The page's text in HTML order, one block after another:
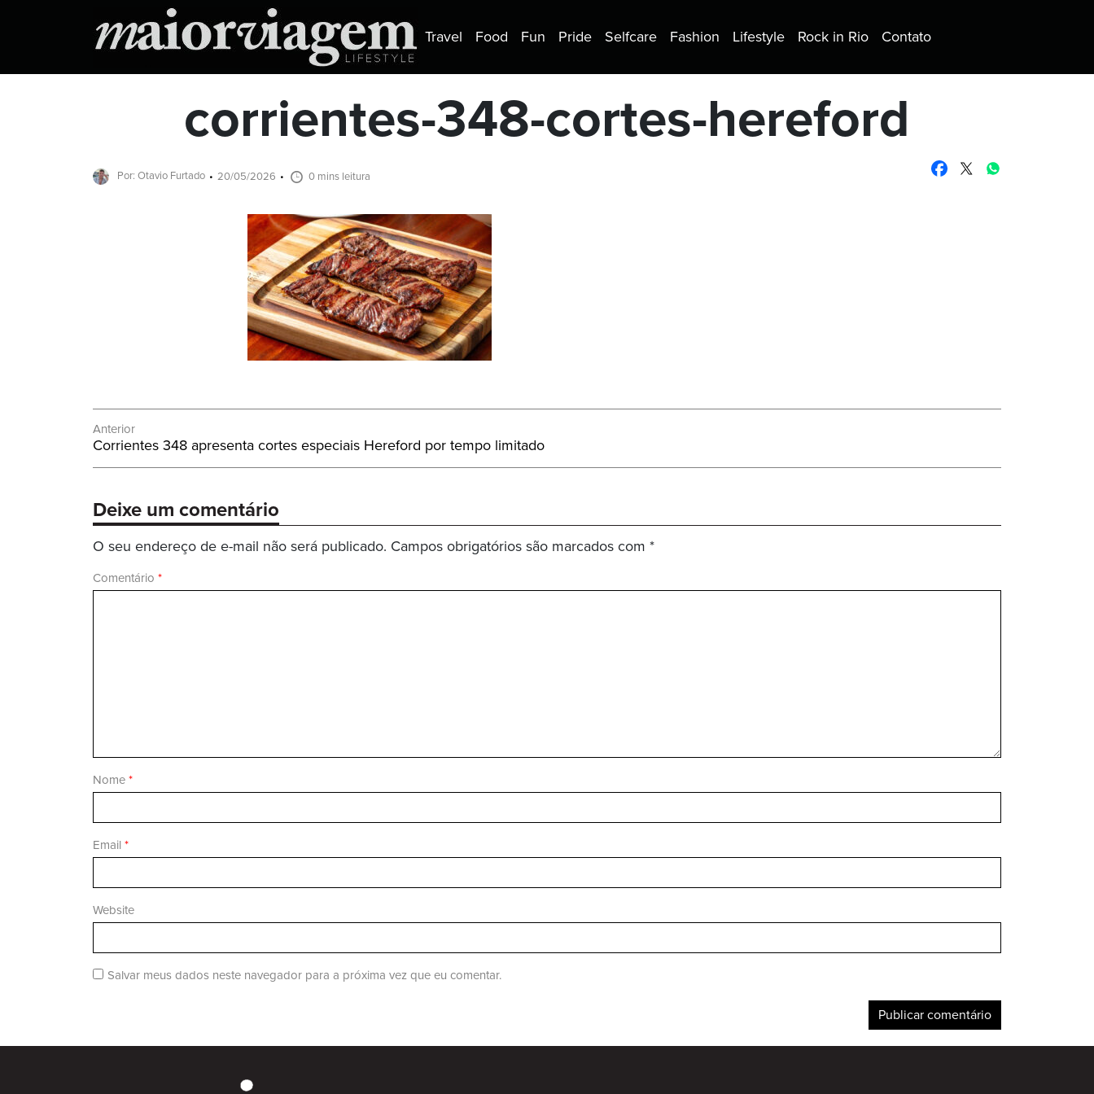
Travel Food Fun Pride Selfcare Fashion Lifestyle Rock in Rio Contato
corrientes-348-cortes-hereford
Por: Otavio Furtado 20/05/2026 0 mins leitura
Navegação
de
Anterior
Post
Anterior:
Corrientes 348 apresenta cortes especiais Hereford por tempo limitado
Deixe um comentário
O seu endereço de e-mail não será publicado. Campos obrigatórios são marcados com *
Comentário *
Nome *
Email *
Website
Salvar meus dados neste navegador para a próxima vez que eu comentar.